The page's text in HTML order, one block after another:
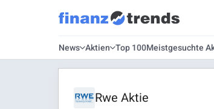
News Aktien Top 100Meistgesuchte
Rwe Aktie